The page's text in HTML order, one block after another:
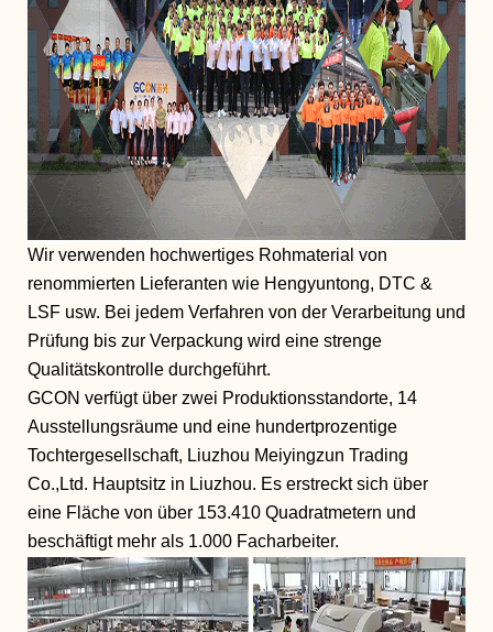
Wir verwenden hochwertiges Rohmaterial von
renommierten Lieferanten wie Hengyuntong, DTC &
LSF usw. Bei jedem Verfahren von der Verarbeitung und
Prüfung bis zur Verpackung wird eine strenge
Qualitätskontrolle durchgeführt.
GCON verfügt über zwei Produktionsstandorte, 14
Ausstellungsräume und eine hundertprozentige
Tochtergesellschaft, Liuzhou Meiyingzun Trading
Co.,Ltd. Hauptsitz in Liuzhou. Es erstreckt sich über
eine Fläche von über 153.410 Quadratmetern und
beschäftigt mehr als 1.000 Facharbeiter.